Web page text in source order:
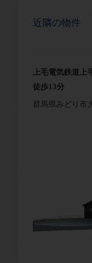
近隣の物件
上毛電気鉄道上
徒歩13分
群馬県みどり市